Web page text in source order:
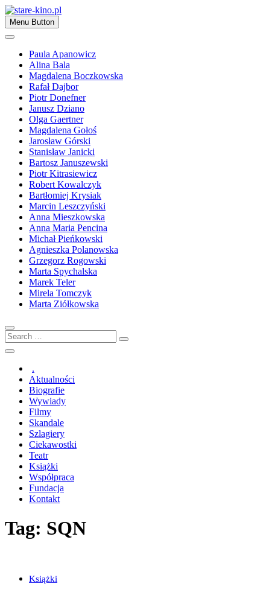
Skip
to
content
stare-kino.pl
Zapraszamy
Menu Button
Paula Apanowicz
Alina Bala
Magdalena Boczkowska
Rafał Dajbor
Piotr Donefner
Janusz Dziano
Olga Gaertner
Magdalena Gołoś
Jarosław Górski
Stanisław Janicki
Bartosz Januszewski
Piotr Kitrasiewicz
Robert Kowalczyk
Bartłomiej Krysiak
Marcin Leszczyński
Anna Mieszkowska
Anna Maria Pencina
Michał Pieńkowski
Agnieszka Polanowska
Grzegorz Rogowski
Marta Spychalska
Marek Teler
Mirela Tomczyk
Marta Ziółkowska
Search
…
.
Aktualności
Biografie
Wywiady
Filmy
Skandale
Szlagiery
Ciekawostki
Teatr
Książki
Współpraca
Fundacja
Kontakt
Tag: SQN
Książki